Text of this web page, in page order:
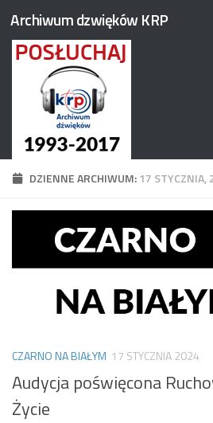
Przejdź do treści
Archiwum dzwięków KRP
DZIENNE ARCHIWUM:17 STYCZNIA,
CZARNO NA BIAŁYM 17 STYCZNIA 2024
Audycja poświęcona
Życie